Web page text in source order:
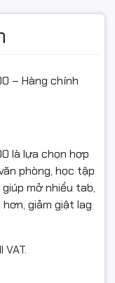
– Hàng chính
là lựa chọn hợp
phòng, học tập
mở nhiều tab,
giảm giật lag
gãy chân
có)
giá trị sử dụng và
#NangCapPC